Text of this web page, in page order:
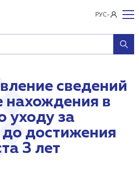
РУС
сведений
нахождения в
уходу за
достижения
3 лет